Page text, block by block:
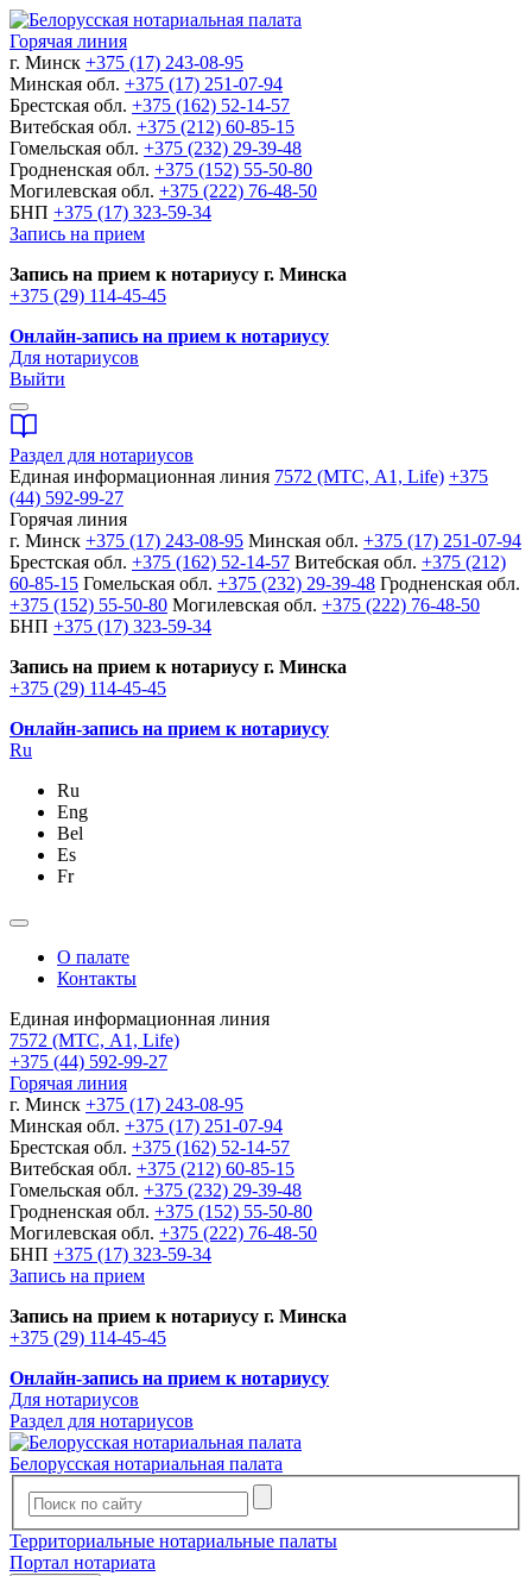
Горячая линия
г. Минск +375 (17) 243-08-95
Минская обл. +375 (17) 251-07-94
Брестская обл. +375 (162) 52-14-57
Витебская обл. +375 (212) 60-85-15
Гомельская обл. +375 (232) 29-39-48
Гродненская обл. +375 (152) 55-50-80
Могилевская обл. +375 (222) 76-48-50
БНП +375 (17) 323-59-34
Запись на прием
Запись на прием к нотариусу г. Минска
+375 (29) 114-45-45
Онлайн-запись на прием к нотариусу
Для нотариусов
Выйти
Раздел для нотариусов
Единая информационная линия 7572 (МТС, A1, Life) +375
(44) 592-99-27
Горячая линия
г. Минск +375 (17) 243-08-95 Минская обл. +375 (17) 251-07-94
Брестская обл. +375 (162) 52-14-57 Витебская обл. +375 (212)
60-85-15 Гомельская обл. +375 (232) 29-39-48 Гродненская обл.
+375 (152) 55-50-80 Могилевская обл. +375 (222) 76-48-50
БНП +375 (17) 323-59-34
Запись на прием к нотариусу г. Минска
+375 (29) 114-45-45
Онлайн-запись на прием к нотариусу
Ru
Ru
Eng
Bel
Es
Fr
О палате
Контакты
Единая информационная линия
7572 (МТС, A1, Life)
+375 (44) 592-99-27
Горячая линия
г. Минск +375 (17) 243-08-95
Минская обл. +375 (17) 251-07-94
Брестская обл. +375 (162) 52-14-57
Витебская обл. +375 (212) 60-85-15
Гомельская обл. +375 (232) 29-39-48
Гродненская обл. +375 (152) 55-50-80
Могилевская обл. +375 (222) 76-48-50
БНП +375 (17) 323-59-34
Запись на прием
Запись на прием к нотариусу г. Минска
+375 (29) 114-45-45
Онлайн-запись на прием к нотариусу
Для нотариусов
Раздел для нотариусов
Белорусская нотариальная палата
Территориальные нотариальные палаты
Портал нотариата